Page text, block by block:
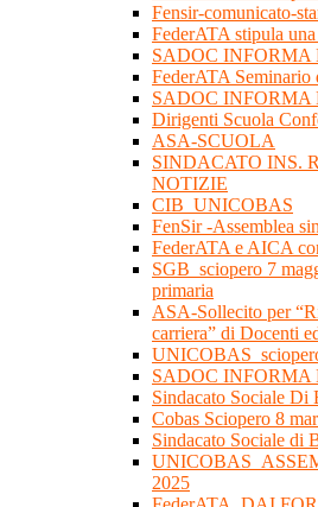
Fensir-comunicato-
FederATA stipula
SADOC INFORMA
FederATA Seminario
SADOC INFORMA
Dirigenti Scuola
ASA-SCUOLA
SINDACATO INS.
NOTIZIE
CIB_UNICOBAS
FenSir -Assemblea
FederATA e AICA
SGB_sciopero 7
primaria
ASA-Sollecito per
carriera” di Docenti
SADOC INFORMA
Sindacato Sociale Di
Cobas Sciopero 8
Sindacato Sociale di
2025